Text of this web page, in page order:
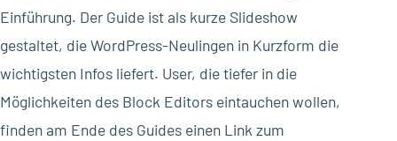
Einführung. Der Guide ist als kurze Slideshow
gestaltet, die WordPress-Neulingen in Kurzform die
wichtigsten Infos liefert. User, die tiefer in die
Möglichkeiten des Block Editors eintauchen wollen,
finden am Ende des Guides einen Link zum